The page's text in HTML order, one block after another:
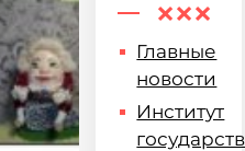
Главные
новости
Институт